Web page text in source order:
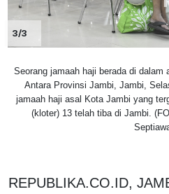
3/3
Seorang jamaah haji berada di
Antara Provinsi Jambi, Jambi,
jamaah haji asal Kota Jambi yang
(kloter) 13 telah tiba di Jambi.
REPUBLIKA.CO.ID,